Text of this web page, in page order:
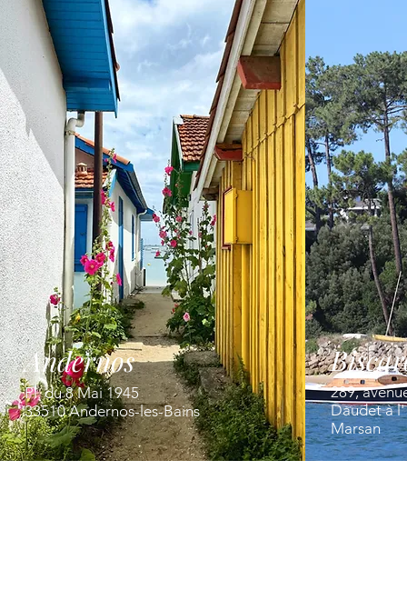
Andernos
Pl. du 8 Mai 1945
33510 Andernos-les-Bains
289,
Daudet à l'
Marsan